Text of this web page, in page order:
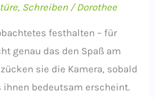
, Schreiben/Dorothee
festhalten – für
genau das den Spaß am
sie die Kamera, sobald
ihnen bedeutsam erscheint.